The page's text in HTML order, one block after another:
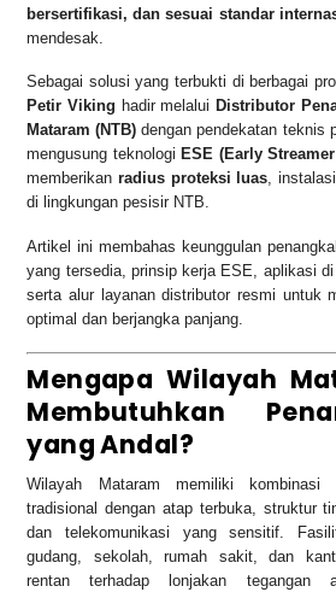
bersertifikasi, dan sesuai standar
mendesak.
Sebagai solusi yang terbukti di berbagai
Petir Viking hadir melalui Distributor
Mataram (NTB) dengan pendekatan teknis
mengusung teknologi ESE (Early
memberikanradius proteksi luas,
di lingkungan pesisir NTB.
Artikel ini membahas keunggulan
yang tersedia, prinsip kerja ESE, aplikasi
serta alur layanan distributor resmi untuk
optimal dan berjangka panjang.
Mengapa Wilayah
Membutuhkan
yang Andal?
Wilayah Mataram memiliki kombinasi
tradisional dengan atap terbuka, struktur
dan telekomunikasi yang sensitif.
gudang, sekolah, rumah sakit, dan
rentan terhadap lonjakan tegangan